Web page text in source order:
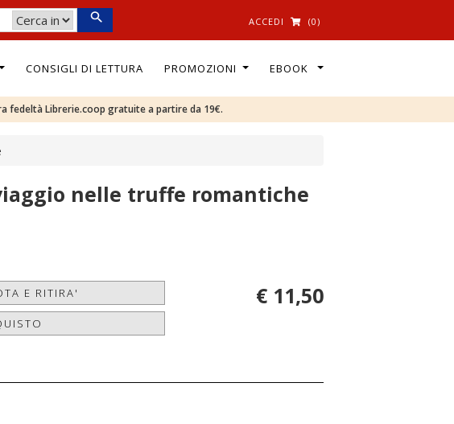
ACCEDI (0)
CONSIGLI DI LETTURA PROMOZIONI EBOOK
fedeltà Librerie.coop gratuite a partire da 19€.
nelle truffe romantiche
E RITIRA' € 11,50